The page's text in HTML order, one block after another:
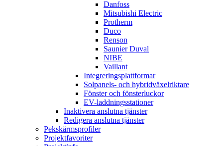
Danfoss
Mitsubishi Electric
Protherm
Duco
Renson
Saunier Duval
NIBE
Vaillant
Integreringsplattformar
Solpanels- och hybridväxelriktare
Fönster och fönsterluckor
EV-laddningsstationer
Inaktivera anslutna tjänster
Redigera anslutna tjänster
Pekskärmsprofiler
Projektfavoriter